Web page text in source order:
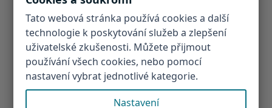
Tato webová stránka používá cookies a další
technologie k poskytování služeb a zlepšení
uživatelské zkušenosti. Můžete přijmout
používání všech cookies, nebo pomocí
nastavení vybrat jednotlivé kategorie.
Nastavení